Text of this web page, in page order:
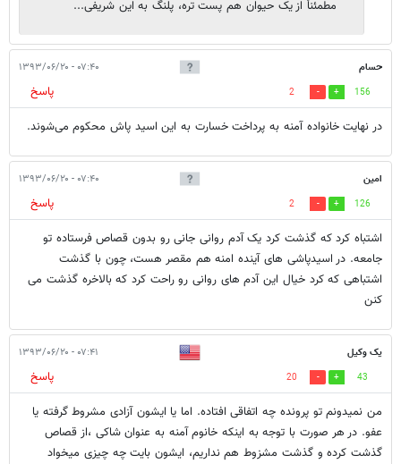
مطمئناً از یک حیوان هم پست تره، پلنگ به این شریفی...
حسام ۰۷:۴۰ - ۱۳۹۳/۰۶/۲۰
156
2
پاسخ
در نهایت خانواده آمنه به پرداخت خسارت به این اسید پاش محکوم می‌‌شوند.
امین ۰۷:۴۰ - ۱۳۹۳/۰۶/۲۰
126
2
پاسخ
اشتباه کرد که گذشت کرد یک آدم روانی جانی رو بدون قصاص فرستاده تو
جامعه. در اسیدپاشی های آینده امنه هم مقصر هست، چون با گذشت
اشتباهی که کرد خیال این آدم های روانی رو راحت کرد که بالاخره گذشت می
کنن
یک وکیل ۰۷:۴۱ - ۱۳۹۳/۰۶/۲۰
43
20
پاسخ
من نمیدونم تو پرونده چه اتفاقی افتاده. اما یا ایشون آزادی مشروط گرفته یا
عفو. در هر صورت با توجه به اینکه خانوم آمنه به عنوان شاکی ،از قصاص
گذشت کرده و گذشت مشزوط هم نداریم، ایشون بایت چه چیزی میخواد